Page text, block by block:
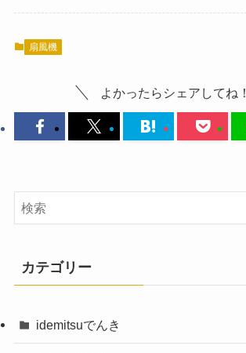
扇風機
よかったらシェアしてね！
カテゴリー
idemitsuでんき